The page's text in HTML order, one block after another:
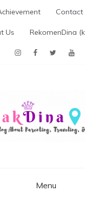
Contact
Us RekomenDina
Menu